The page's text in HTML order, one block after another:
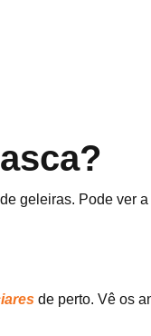
geleiras. Pode ver
de perto. Vê os